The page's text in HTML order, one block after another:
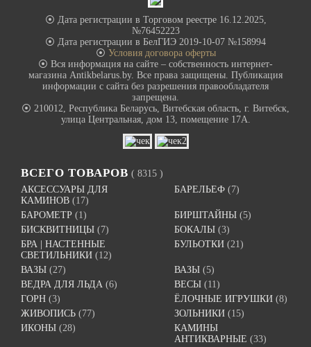
⦿ Дата регистрации в Торговом реестре 16.12.2025,
№76452223
⦿ Дата регистрации в БелГИЭ 2019-10-07 №158994
⦿ Условия договора оферты
⦿ Вся информация на сайте – собственность интернет-
магазина Antikbelarus.by. Все права защищены. Публикация
информации с сайта без разрешения правообладателя
запрещена.
⦿ 210012, Республика Беларусь, Витебская область, г. Витебск,
улица Центральная, дом 13, помещение 17А.
ВСЕГО ТОВАРОВ ( 8315 )
АКСЕССУАРЫ ДЛЯ
КАМИНОВ (17)
БАРЕЛЬЕФ (7)
БАРОМЕТР (1) БИРШТАЙНЫ (5)
БИСКВИТНИЦЫ (7) БОКАЛЫ (3)
БРА | НАСТЕННЫЕ
СВЕТИЛЬНИКИ (12)
БУЛЬОТКИ (21)
ВАЗЫ (27) ВАЗЫ (5)
ВЕДРА ДЛЯ ЛЬДА (6) ВЕСЫ (11)
ГОРН (3) ЁЛОЧНЫЕ ИГРУШКИ (8)
ЖИВОПИСЬ (77) ЗОЛЬНИКИ (15)
ИКОНЫ (28)
КАМИНЫ
АНТИКВАРНЫЕ (33)